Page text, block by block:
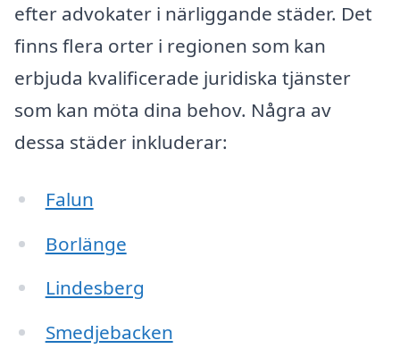
efter advokater i närliggande städer. Det
finns flera orter i regionen som kan
erbjuda kvalificerade juridiska tjänster
som kan möta dina behov. Några av
dessa städer inkluderar:
Falun
Borlänge
Lindesberg
Smedjebacken